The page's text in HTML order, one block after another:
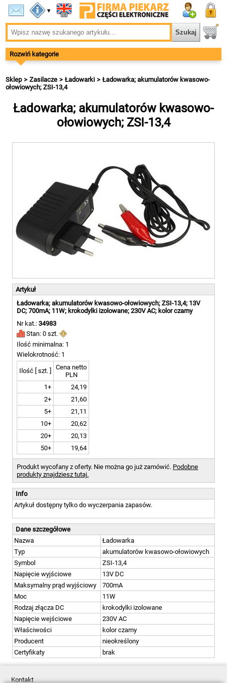
▾
Rozwiń kategorie
Sklep Zasilacze Ładowarki
Ładowarka; akumulatorów kwasowo-
ołowiowych; ZSI-13,4
Ładowarka; akumulatorów kwasowo-
ołowiowych; ZSI-13,4
Artykuł
Ładowarka; akumulatorów kwasowo-ołowiowych; ZSI-13,4; 13V
DC; 700mA; 11W; krokodylki izolowane; 230V AC; kolor czarny
Nr kat.: 34983
Stan: 0 szt.
Ilość minimalna: 1
Wielokrotność: 1
Ilość [ szt. ]
Cena netto
PLN
1+
24,19
2+
21,60
5+
21,11
10+
20,62
20+
20,13
50+
19,64
Produkt wycofany z oferty. Nie można go już zamówić. Podobne
produkty znajdziesz tutaj.
Info
Artykuł dostępny tylko do wyczerpania zapasów.
Dane szczegółowe
Nazwa
Ładowarka
Typ
akumulatorów kwasowo-ołowiowych
Symbol
ZSI-13,4
Napięcie wyjściowe
13V DC
Maksymalny prąd wyjściowy
700mA
Moc
11W
Rodzaj złącza DC
krokodylki izolowane
Napięcie wejściowe
230V AC
Właściwości
kolor czarny
Producent
nieokreślony
Certyfikaty
brak
Kontakt